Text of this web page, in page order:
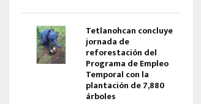
Tetlanohcan concluye
jornada de
reforestación del
Programa de Empleo
Temporal con la
plantación de 7,880
árboles